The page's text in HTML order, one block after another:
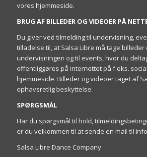
vores hjemmeside.
BRUG AF BILLEDER OG VIDEOER PÅ
Du giver ved tilmelding til undervisning,
tilladelse til, at Salsa Libre må tage
undervisningen og til events, hvor du
offentliggøres på internettet på f.eks.
hjemmeside. Billeder og videoer taget af
ophavsretlig beskyttelse.
SPØRGSMÅL
Har du spørgsmål til hold,
er du velkommen til at sende en mail til
Salsa Libre Dance Company